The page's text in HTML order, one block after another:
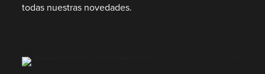
todas nuestras novedades.